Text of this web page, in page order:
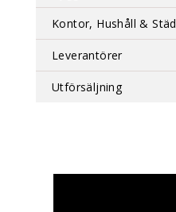
Kontor, Hushåll & Städ
Leverantörer
Utförsäljning